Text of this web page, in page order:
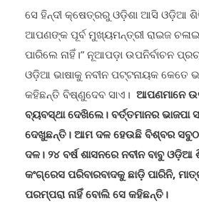
ସେ ହିନ୍ଦୀ କ୍ଷେତ୍ରରୁ ଓଡ଼ିଶା ଆସି ଓଡ଼ିଆ
ଆପଣଙ୍କ ପୂର୍ବ ମୁଖ୍ୟମନ୍ତ୍ରୀ ରାଇଜ
ପାରିଲେ ନାହିଁ।” ନୂଆପଡ଼ା ଉପନିର୍ବାଚନ
ଓଡ଼ିଆ ଭାଷାକୁ ନବୀନ ପଟ୍ଟନାୟକ କେତେ
କହିଛନ୍ତି ବିଷ୍ଣୁଦେବ ସାଏ। ଆପଣମାନେ
ବ୍ୟବସ୍ଥା ଦେଖିଲେ। ବର୍ତ୍ତମାନର
ଦେଖୁଛନ୍ତି। ଆମ ଦଳ ହେଉଛି ବିଶ୍ବର
ଦଳ। ୨୪ ବର୍ଷ ଶାସନରେ ନବୀନ ବାବୁ
କଂଗ୍ରେସ ପରିବାରବାଦକୁ ଛାଡ଼ି ପାରିନି,
ପରମ୍ପରା ନାହିଁ ବୋଲି ସେ କହିଛନ୍ତି।